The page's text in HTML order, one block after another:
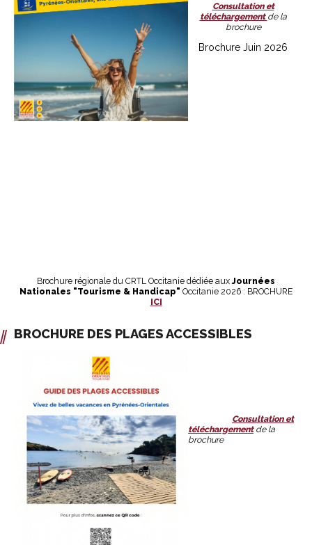
Consultation et
téléchargement de la
brochure
Brochure Juin 2026
Brochure régionale du CRTL Occitanie dédiée auxJournées
Nationales "Tourisme & Handicap" Occitanie 2026 : BROCHURE
ICI
BROCHURE DES PLAGES ACCESSIBLES
Consultation et
téléchargement de la
brochure